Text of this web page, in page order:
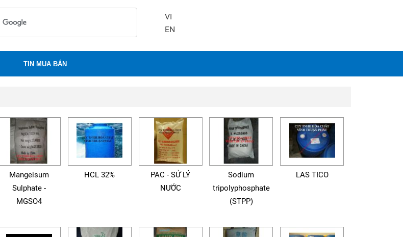
VI
EN
TIN MUA BÁN
Mangeisum
Sulphate -
MGSO4
HCL 32%
PAC - SỬ LÝ
NƯỚC
Sodium
tripolyphosphate
(STPP)
LAS TICO